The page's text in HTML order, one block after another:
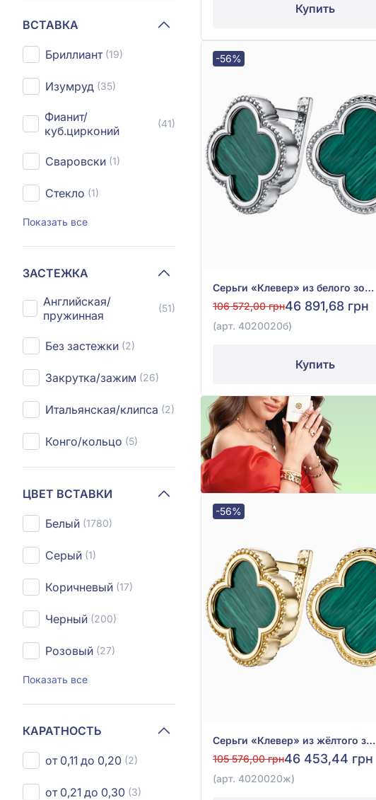
ВСТАВКА
Бриллиант (19)
Изумруд (35)
Фианит/
куб.цирконий
(41)
Сваровски (1)
Стекло (1)
Показать все
ЗАСТЕЖКА
Английская/
пружинная
(51)
Без застежки (2)
Закрутка/зажим (26)
Итальянская/клипса (2)
Конго/кольцо (5)
ЦВЕТ ВСТАВКИ
Белый (1780)
Серый (1)
Коричневый (17)
Черный (200)
Розовый (27)
Показать все
КАРАТНОСТЬ
от 0,11 до 0,20 (2)
от 0,21 до 0,30 (3)
Купить
-56%
Серьги «Клевер» из белого золота 585° с зелёным малахитом, арт. 4020020б
106 572,00 грн46 891,68 грн
(арт. 4020020б)
Купить
-56%
Серьги «Клевер» из жёлтого золота 585° с зелёным малахитом, арт. 4020020ж
105 576,00 грн46 453,44 грн
(арт. 4020020ж)